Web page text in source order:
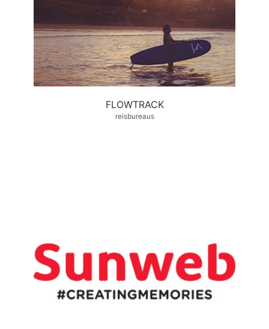
FLOWTRACK
reisbureaus